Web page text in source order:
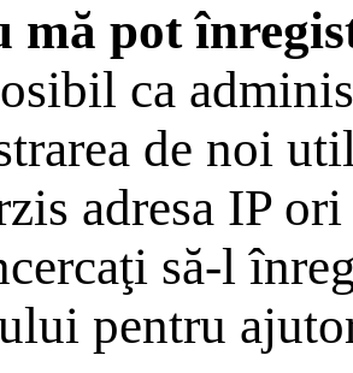
mă pot
ca
de noi
adresa IP
să-l
pentru